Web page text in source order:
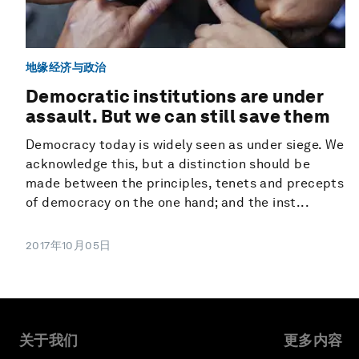
地缘经济与政治
Democratic institutions are under
assault. But we can still save them
Democracy today is widely seen as under siege. We
acknowledge this, but a distinction should be
made between the principles, tenets and precepts
of democracy on the one hand; and the inst...
2017年10月05日
关于我们 更多内容